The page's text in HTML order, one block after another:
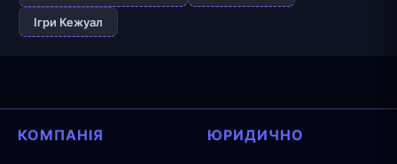
Ігри Кежуал
КОМПАНІЯ ЮРИДИЧНО